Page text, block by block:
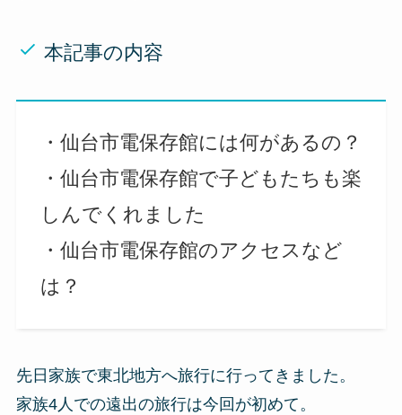
本記事の内容
・仙台市電保存館には何があるの？
・仙台市電保存館で子どもたちも楽
しんでくれました
・仙台市電保存館のアクセスなど
は？
先日家族で東北地方へ旅行に行ってきました。
家族4人での遠出の旅行は今回が初めて。